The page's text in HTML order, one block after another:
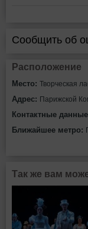
Сообщить об
Расположение
Место: Творческая
Адрес: Парижской
Контактные
Ближайшее метро:
Так же вам